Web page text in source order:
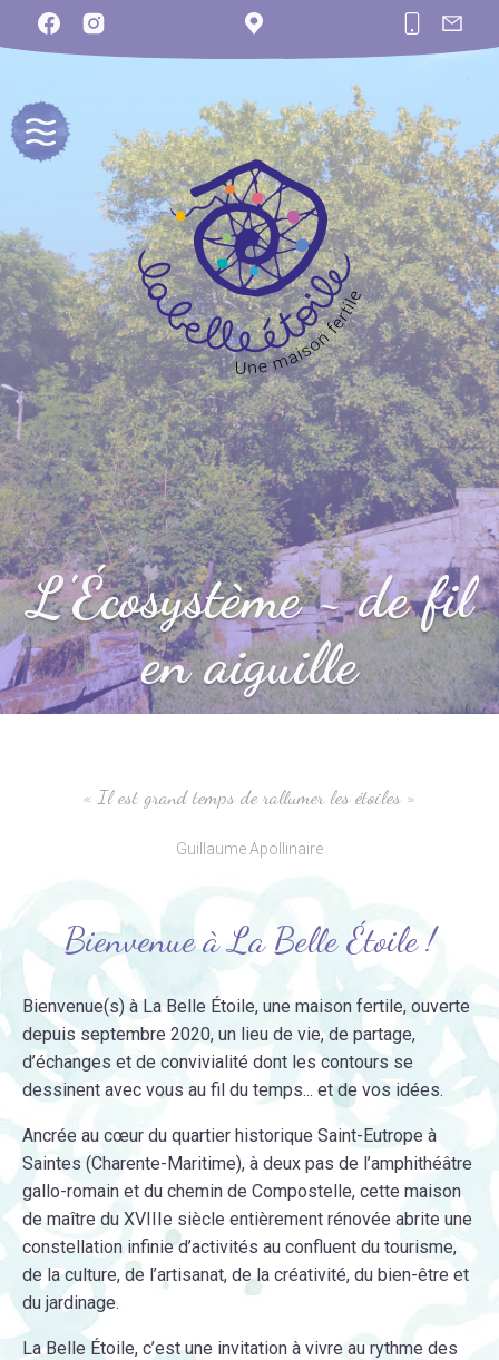
L'Écosystème ~ de fil
en aiguille
« Il est grand temps de rallumer les étoiles »
Guillaume Apollinaire
Bienvenue à La Belle Étoile !
Bienvenue(s) à La Belle Étoile, une maison fertile, ouverte
depuis septembre 2020, un lieu de vie, de partage,
d’échanges et de convivialité dont les contours se
dessinent avec vous au fil du temps... et de vos idées.
Ancrée au cœur du quartier historique Saint-Eutrope à
Saintes (Charente-Maritime), à deux pas de l’amphithéâtre
gallo-romain et du chemin de Compostelle, cette maison
de maître du XVIIIe siècle entièrement rénovée abrite une
constellation infinie d’activités au confluent du tourisme,
de la culture, de l’artisanat, de la créativité, du bien-être et
du jardinage.
La Belle Étoile, c’est une invitation à vivre au rythme des